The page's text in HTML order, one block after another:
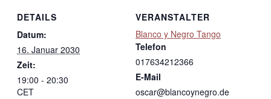
DETAILS
Datum:
16. Januar 2030
Zeit:
19:00 - 20:30
CET
VERANSTALTER
Blanco y Negro Tango
Telefon
017634212366
E-Mail
oscar@blancoynegro.de